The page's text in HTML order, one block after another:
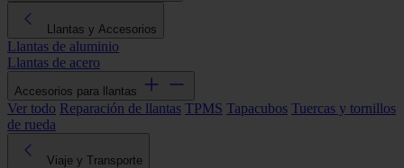
Llantas y Accesorios
Llantas de aluminio
Llantas de acero
Accesorios para llantas
Ver todo Reparación de llantas TPMS Tapacubos Tuercas y tornillos
de rueda
Viaje y Transporte